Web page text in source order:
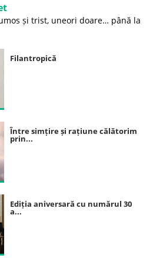
și trist, uneori doare… până la
Filantropică
Între simțire și rațiune călătorim
prin...
Ediția aniversară cu numărul 30
a...